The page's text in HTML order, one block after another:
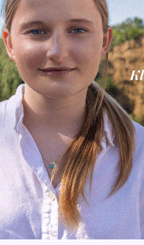
Più lette
Figline Incisa Valdarno 1
Piscina di Figline
Pnrr, il gruppo di
ringraziamento al
Cronaca 3 Agosto 2026
Scomparso da una
Fiorentino l’uomo
Levane nel 2020